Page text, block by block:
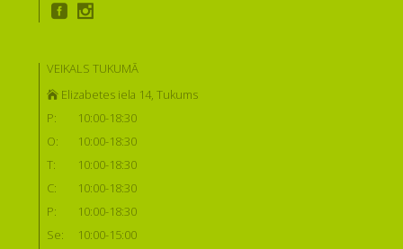
VEIKALS TUKUMĀ
Elizabetes iela 14, Tukums
P:
10:00-18:30
O:
10:00-18:30
T:
10:00-18:30
C:
10:00-18:30
P:
10:00-18:30
Se:
10:00-15:00